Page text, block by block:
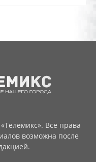
Все права
возможна после